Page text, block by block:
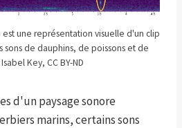
une représentation visuelle d'un clip
de dauphins, de poissons et de
Key, CC BY-ND
d'un paysage sonore
marins, certains sons